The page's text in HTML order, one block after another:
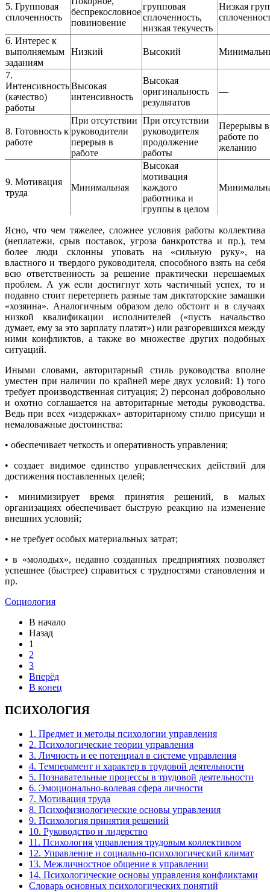
5. Групповая
сплоченность
беспрекословное
повиновение
групповая
сплоченность,
низкая текучесть
Низкая
6. Интерес к
выполняемым
заданиям
Низкий Высокий
7.
Интенсивность
(качество)
работы
Высокая
интенсивность
Высокая
оригинальность
результатов
—
8. Готовность к
работе
При отсутствии
руководители
перерыв в
работе
При отсутствии
руководителя
продолжение
работы
Перерывы в
работе по
желанию
9. Мотивация
труда
Минимальная
Высокая
мотивация
каждого
работника и
группы в целом
Ясно, что чем тяжелее, сложнее условия работы коллектива
(неплатежи, срыв поставок, угроза банкротства и пр.), тем
более люди склонны уповать на «сильную руку», на
властного и твердого руководителя, способного взять на себя
всю ответственность за решение практически нерешаемых
проблем. А уж если достигнут хоть частичный успех, то и
подавно стоит перетерпеть разные там диктаторские замашки
«хозяина». Аналогичным образом дело обстоит и в случаях
низкой квалификации исполнителей («пусть начальство
думает, ему за это зарплату платят») или разгоревшихся между
ними конфликтов, а также во множестве других подобных
ситуаций.
Иными словами, авторитарный стиль руководства вполне
уместен при наличии по крайней мере двух условий: 1) того
требует производственная ситуация; 2) персонал добровольно
и охотно соглашается на авторитарные методы руководства.
Ведь при всех «издержках» авторитарному стилю присущи и
немаловажные достоинства:
• обеспечивает четкость и оперативность управления;
• создает видимое единство управленческих действий для
достижения поставленных целей;
• минимизирует время принятия решений, в малых
организациях обеспечивает быструю реакцию на изменение
внешних условий;
• не требует особых материальных затрат;
• в «молодых», недавно созданных предприятиях позволяет
успешнее (быстрее) справиться с трудностями становления и
пр.
Социология
В начало
Назад
1
2
3
Вперёд
В конец
ПСИХОЛОГИЯ
1. Предмет и методы психологии управления
2. Психологические теории управления
3. Личность и ее потенциал в системе управления
4. Темперамент и характер в трудовой деятельности
5. Познавательные процессы в трудовой деятельности
6. Эмоционально-волевая сфера личности
7. Мотивация труда
8. Психофизиологические основы управления
9. Психология принятия решений
10. Руководство и лидерство
11. Психология управления трудовым коллективом
12. Управление и социально-психологический климат
13. Межличностное общение в управлении
14. Психологические основы управления конфликтами
Словарь основных психологических понятий